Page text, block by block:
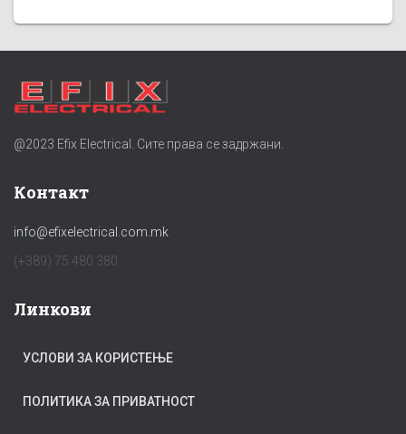
@2023 Efix Electrical. Сите права се задржани.
Контакт
info@efixelectrical.com.mk
(+389) 75 480 380
Линкови
УСЛОВИ ЗА КОРИСТЕЊЕ
ПОЛИТИКА ЗА ПРИВАТНОСТ